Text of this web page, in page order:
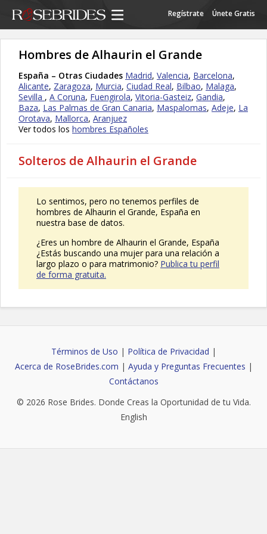
Regístrate Únete Gratis
Hombres de Alhaurin el Grande
España – Otras Ciudades Madrid, Valencia, Barcelona,
Alicante, Zaragoza, Murcia, Ciudad Real, Bilbao, Malaga,
Sevilla , A Coruna, Fuengirola, Vitoria-Gasteiz, Gandia,
Baza, Las Palmas de Gran Canaria, Maspalomas, Adeje, La
Orotava, Mallorca, Aranjuez
Ver todos los hombres Españoles
Solteros de Alhaurin el Grande
Lo sentimos, pero no tenemos perfiles de
hombres de Alhaurin el Grande, España en
nuestra base de datos.
¿Eres un hombre de Alhaurin el Grande, España
¿Estás buscando una mujer para una relación a
largo plazo o para matrimonio? Publica tu perfil
de forma gratuita.
Términos de Uso | Política de Privacidad |
Acerca de RoseBrides.com | Ayuda y Preguntas Frecuentes |
Contáctanos
© 2026 Rose Brides. Donde Creas la Oportunidad de tu Vida.
English